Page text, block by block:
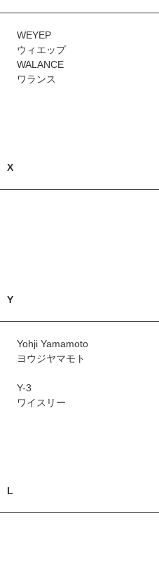
WEYEP
ウィエップ
WALANCE
ワランス
X
Y
Yohji Yamamoto
ヨウジヤマモト
Y-3
ワイスリー
L